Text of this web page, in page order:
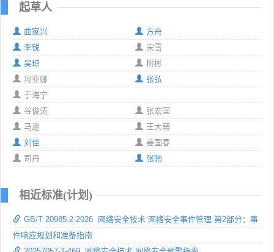
起草人
曲家兴
方舟
李锐
宋雪
吴琼
树彬
冯亚娜
张弘
于海宁
谷俊涛
张宏国
马遥
王大萌
刘佳
姜国春
司丹
张驰
相近标准(计划)
GB/T 20985.2-2026 网络安全技术 网络安全事件管理 第2部分：事
件响应规划和准备指南